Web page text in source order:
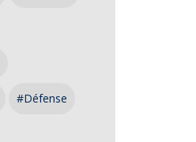
#Défense